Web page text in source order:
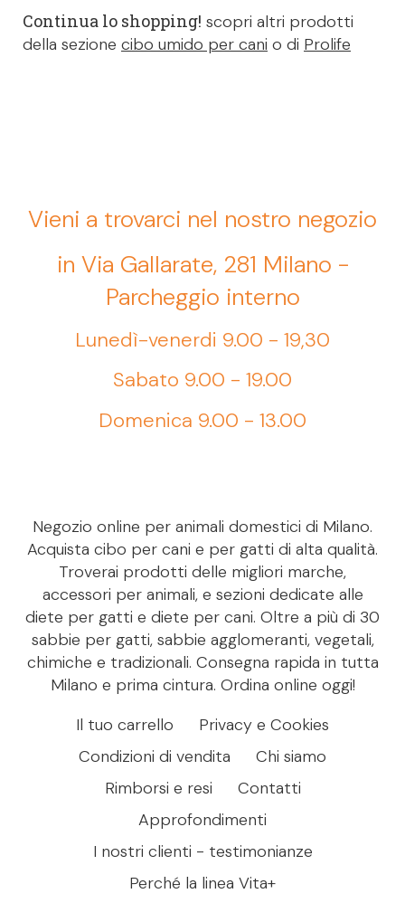
Continua lo shopping! scopri altri prodotti
della sezione cibo umido per cani o di Prolife
Vieni a trovarci nel nostro negozio
in Via Gallarate, 281 Milano -
Parcheggio interno
Lunedì-venerdi 9.00 - 19,30
Sabato 9.00 - 19.00
Domenica 9.00 - 13.00
Negozio online per animali domestici di Milano.
Acquista cibo per cani e per gatti di alta qualità.
Troverai prodotti delle migliori marche,
accessori per animali, e sezioni dedicate alle
diete per gatti e diete per cani. Oltre a più di 30
sabbie per gatti, sabbie agglomeranti, vegetali,
chimiche e tradizionali. Consegna rapida in tutta
Milano e prima cintura. Ordina online oggi!
Il tuo carrello
Privacy e Cookies
Condizioni di vendita
Chi siamo
Rimborsi e resi
Contatti
Approfondimenti
I nostri clienti - testimonianze
Perché la linea Vita+